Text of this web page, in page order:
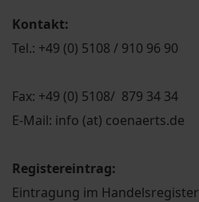
Kontakt:
Tel.: +49 (0) 5108 / 910 96 90
Fax: +49 (0) 5108/ 879 34 34
E-Mail: info (at) coenaerts.de
Registereintrag:
Eintragung im Handelsregister